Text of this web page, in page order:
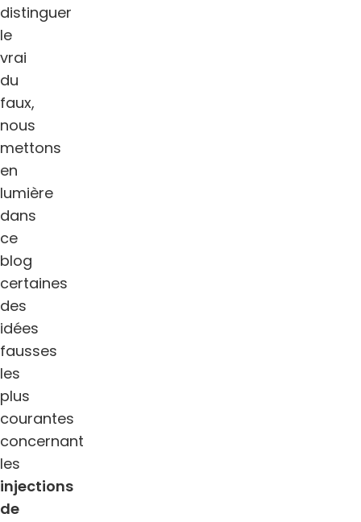
distinguer
le
vrai
du
faux,
nous
mettons
en
lumière
dans
ce
blog
certaines
des
idées
fausses
les
plus
courantes
concernant
les
injections
de